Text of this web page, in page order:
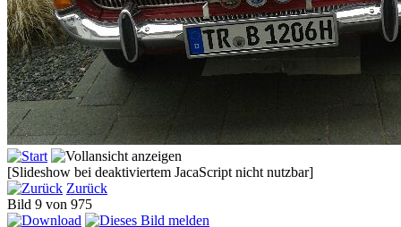
[Slideshow bei deaktiviertem JacaScript nicht nutzbar]
Zurück
Bild 9 von 975